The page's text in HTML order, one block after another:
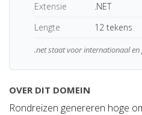
Extensie
.NET
Lengte
12 tekens
.net staat voor internationaal en
OVER DIT DOMEIN
Rondreizen genereren hoge